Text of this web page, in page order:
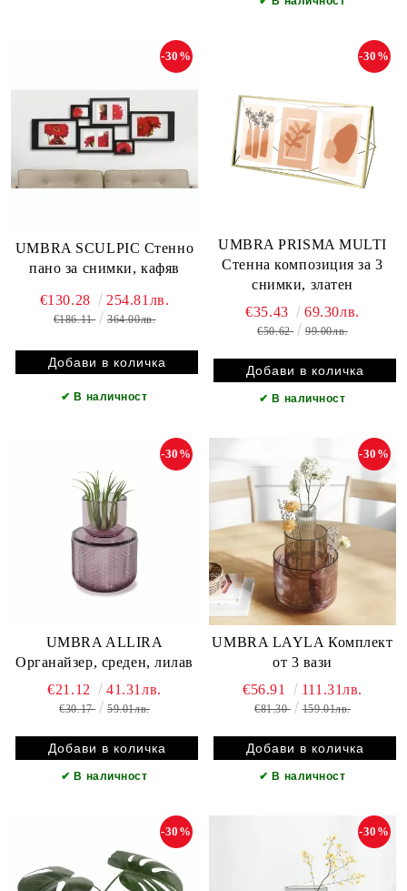
UMBRA SCULPIC Стенно
пано за снимки, кафяв
-30%
€130.28 254.81лв.
€186.11 364.00лв.
✔ В наличност
UMBRA PRISMA MULTI
Стенна композиция за 3
снимки, златен
-30%
€35.43 69.30лв.
€50.62 99.00лв.
✔ В наличност
UMBRA ALLIRA
Органайзер, среден, лилав
-30%
€21.12 41.31лв.
€30.17 59.01лв.
✔ В наличност
UMBRA LAYLA Комплект
от 3 вази
-30%
€56.91 111.31лв.
€81.30 159.01лв.
✔ В наличност
-30% -30%